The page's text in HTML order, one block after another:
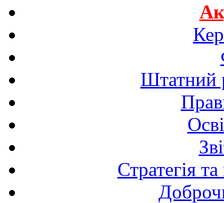
Штатний
Стратегія